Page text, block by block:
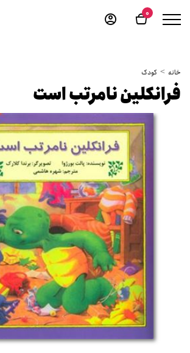
0
خانه کودک
ف‍ران‍ک‍ل‍ی‍ن‌ ن‍ام‍رت‍ب‌ اس‍ت‌